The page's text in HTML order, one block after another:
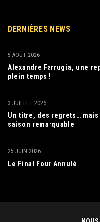
DERNIÈRES NEWS
Alexandre Farrugia, une
plein temps !
5 AOÛT 2026
Un titre, des regrets… mais
saison remarquable
3 JUILLET 2026
Le Final Four Annulé
25 JUIN 2026